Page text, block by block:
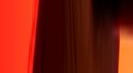
Acerca de
Conviértete en agente
Conviértete en socio estratégico
Carreras Promociones
Transferencia internacional de dinero